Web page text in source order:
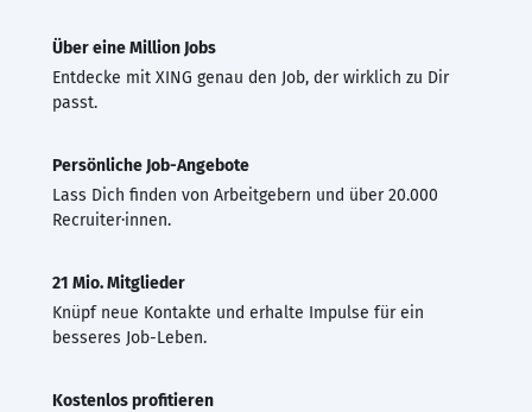
Über eine Million Jobs
Entdecke mit XING genau den Job, der wirklich zu Dir
passt.
Persönliche Job-Angebote
Lass Dich finden von Arbeitgebern und über 20.000
Recruiter·innen.
21 Mio. Mitglieder
Knüpf neue Kontakte und erhalte Impulse für ein
besseres Job-Leben.
Kostenlos profitieren